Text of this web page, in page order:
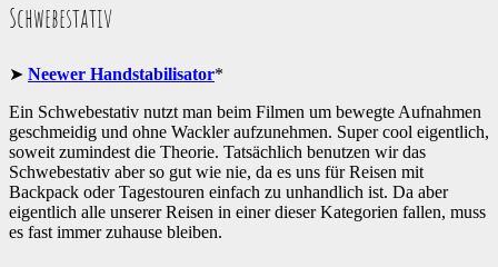
Schwebestativ
➤ Neewer Handstabilisator*
Ein Schwebestativ nutzt man beim Filmen um bewegte Aufnahmen
geschmeidig und ohne Wackler aufzunehmen. Super cool eigentlich,
soweit zumindest die Theorie. Tatsächlich benutzen wir das
Schwebestativ aber so gut wie nie, da es uns für Reisen mit
Backpack oder Tagestouren einfach zu unhandlich ist. Da aber
eigentlich alle unserer Reisen in einer dieser Kategorien fallen, muss
es fast immer zuhause bleiben.